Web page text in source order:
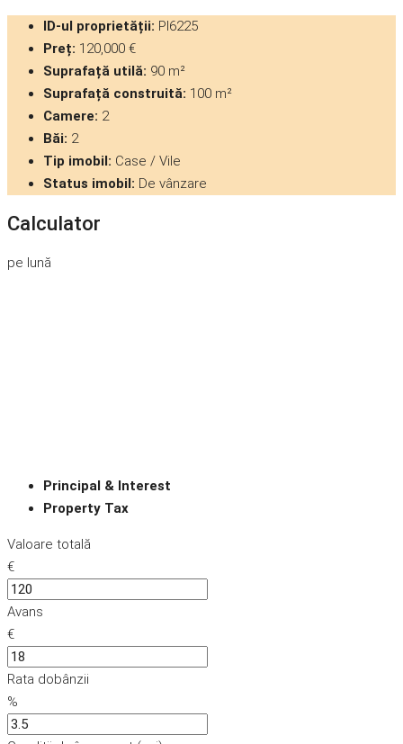
ID-ul proprietății: PI6225
Preț: 120,000 €
Suprafață utilă: 90 m²
Suprafață construită: 100 m²
Camere: 2
Băi: 2
Tip imobil: Case / Vile
Status imobil: De vânzare
Calculator
pe lună
Principal & Interest
Property Tax
Valoare totală
€
Avans
€
Rata dobânzii
%